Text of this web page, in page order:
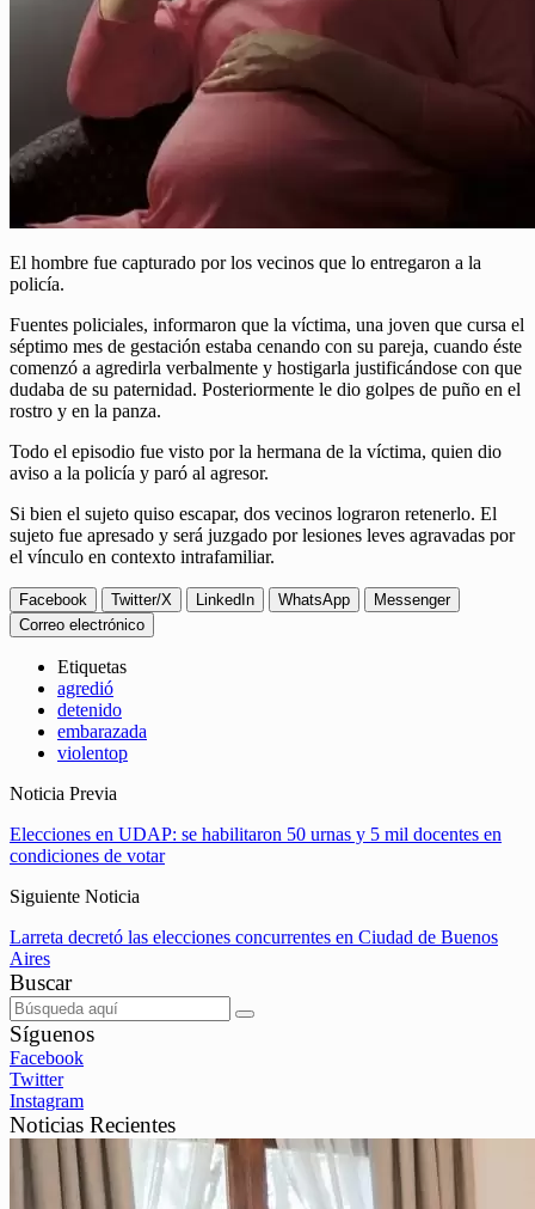
El hombre fue capturado por los vecinos que lo entregaron a la
policía.
Fuentes policiales, informaron que la víctima, una joven que cursa el
séptimo mes de gestación estaba cenando con su pareja, cuando éste
comenzó a agredirla verbalmente y hostigarla justificándose con que
dudaba de su paternidad. Posteriormente le dio golpes de puño en el
rostro y en la panza.
Todo el episodio fue visto por la hermana de la víctima, quien dio
aviso a la policía y paró al agresor.
Si bien el sujeto quiso escapar, dos vecinos lograron retenerlo. El
sujeto fue apresado y será juzgado por lesiones leves agravadas por
el vínculo en contexto intrafamiliar.
Facebook Twitter/X LinkedIn WhatsApp
Messenger
Correo electrónico
Etiquetas
agredió
detenido
embarazada
violentop
Noticia Previa
Elecciones en UDAP: se habilitaron 50 urnas y 5 mil docentes en
condiciones de votar
Siguiente Noticia
Larreta decretó las elecciones concurrentes en Ciudad de Buenos
Aires
Buscar
Síguenos
Facebook
Twitter
Instagram
Noticias Recientes